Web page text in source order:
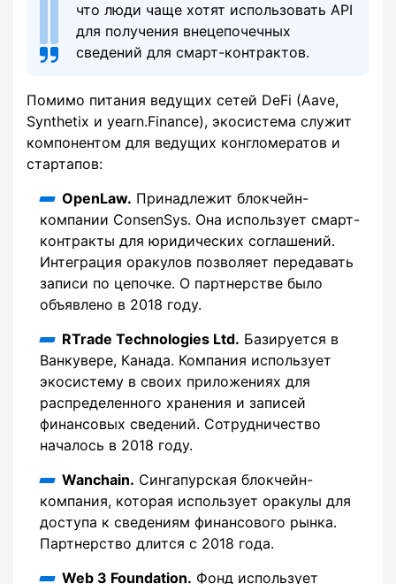
что люди чаще хотят использовать API
для получения внецепочечных
сведений для смарт-контрактов.
Помимо питания ведущих сетей DeFi (Aave,
Synthetix и yearn.Finance), экосистема служит
компонентом для ведущих конгломератов и
стартапов:
OpenLaw. Принадлежит блокчейн-
компании ConsenSys. Она использует смарт-
контракты для юридических соглашений.
Интеграция оракулов позволяет передавать
записи по цепочке. О партнерстве было
объявлено в 2018 году.
RTrade Technologies Ltd. Базируется в
Ванкувере, Канада. Компания использует
экосистему в своих приложениях для
распределенного хранения и записей
финансовых сведений. Сотрудничество
началось в 2018 году.
Wanchain. Сингапурская блокчейн-
компания, которая использует оракулы для
доступа к сведениям финансового рынка.
Партнерство длится с 2018 года.
Web 3 Foundation. Фонд использует